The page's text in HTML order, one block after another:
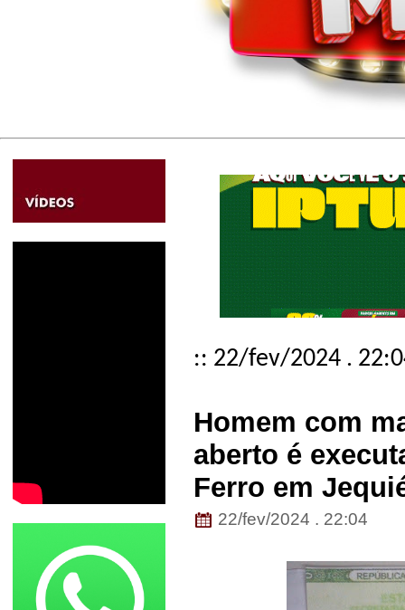
:: 22/fev/2024 .
Homem com
aberto é
Ferro em
22/fev/2024 . 22:04